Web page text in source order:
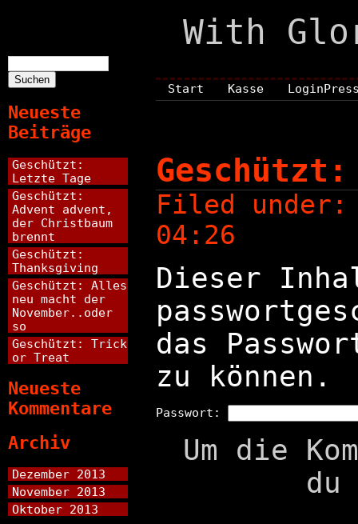
With
Start Kasse
Filed
04:26
Dieser
das
zu können.
Passwort:
Um die
du
nach:
Neueste
Beiträge
Geschützt:
Letzte Tage
Geschützt:
Advent advent,
der Christbaum
brennt
Geschützt:
Thanksgiving
Geschützt: Alles
neu macht der
November..oder
so
Geschützt: Trick
or Treat
Neueste
Kommentare
Archiv
Dezember 2013
November 2013
Oktober 2013